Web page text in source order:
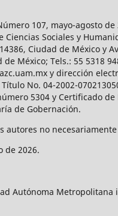
107, mayo-
Ciencias Sociales y
Ciudad de México y
de México; Tels.: 55 5318
y dirección
No. 04-2002-
5304 y Certificado
de Gobernación.
autores no
de 2026.
Autónoma Metropolitana